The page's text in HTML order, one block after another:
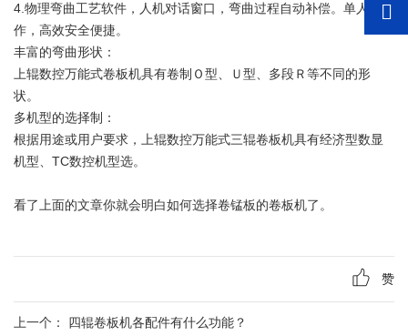
4.物理弯曲工艺软件，人机对话窗口，弯曲过程自动补偿。单人操
作，高效安全便捷。
丰富的弯曲形状：
上辊数控万能式卷板机具有卷制Ｏ型、Ｕ型、多段Ｒ等不同的形
状。
多机型的选择制：
根据用途或用户要求，上辊数控万能式三辊卷板机具有经济型数显
机型、TC数控机型选。
看了上面的文章你就会明白如何选择卷锰板的卷板机了。
赞
上一个： 四辊卷板机各配件有什么功能？